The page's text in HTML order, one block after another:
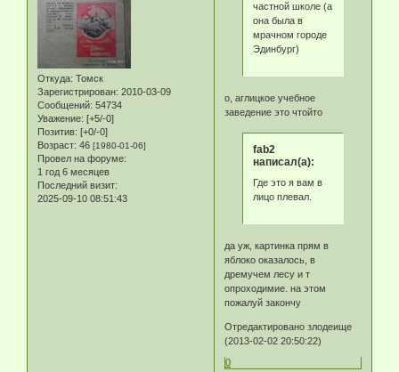
Откуда: Томск
Зарегистрирован: 2010-03-09
Сообщений: 54734
Уважение: [+5/-0]
Позитив: [+0/-0]
Возраст: 46 [1980-01-06]
Провел на форуме:
1 год 6 месяцев
Последний визит:
2025-09-10 08:51:43
частной школе (а
она была в
мрачном городе
Эдинбург)
о, аглицкое учебное
заведение это чтойто
fab2
написал(а):
Где это я вам в
лицо плевал.
да уж, картинка прям в
яблоко оказалось, в
дремучем лесу и т
опроходимие. на этом
пожалуй закончу
Отредактировано злодеище
(2013-02-02 20:50:22)
0